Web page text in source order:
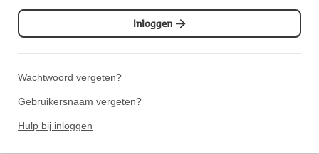
Inloggen
Wachtwoord vergeten?
Gebruikersnaam vergeten?
Hulp bij inloggen